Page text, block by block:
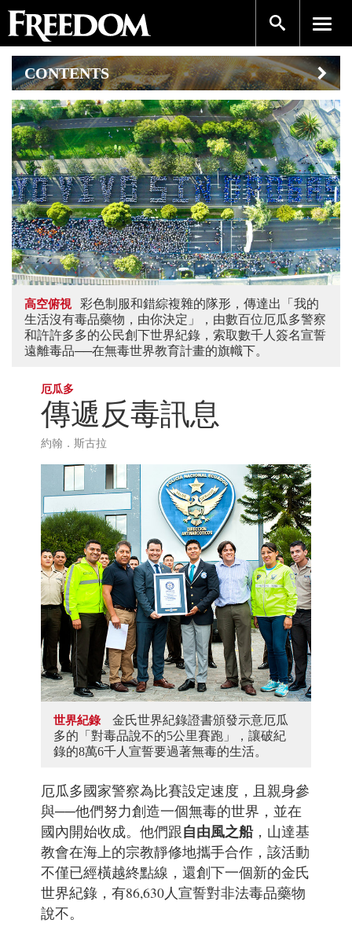
CONTENTS
高空俯視
彩色制服和錯綜複雜的隊形，傳達出「我的
生活沒有毒品藥物，由你決定」，由數百位厄瓜多警察
和許許多多的公民創下世界紀錄，索取數千人簽名宣誓
遠離毒品──在無毒世界教育計畫的旗幟下。
厄瓜多
傳遞反毒訊息
約翰．斯古拉
世界紀錄
金氏世界紀錄證書頒發示意厄瓜
多的「對毒品說不的5公里賽跑」，讓破紀
錄的8萬6千人宣誓要過著無毒的生活。
厄瓜多國家警察為比賽設定速度，且親身參
與──他們努力創造一個無毒的世界，並在
國內開始收成。他們跟自由風之船，山達基
教會在海上的宗教靜修地攜手合作，該活動
不僅已經橫越終點線，還創下一個新的金氏
世界紀錄，有86,630人宣誓對非法毒品藥物
說不。